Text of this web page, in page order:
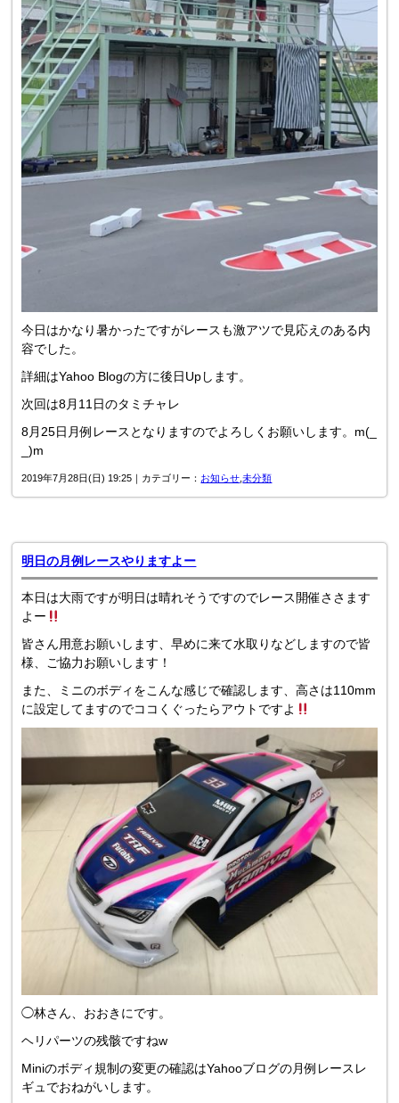
今日はかなり暑かったですがレースも激アツで見応えのある内
容でした。
詳細はYahoo Blogの方に後日Upします。
次回は8月11日のタミチャレ
8月25日月例レースとなりますのでよろしくお願いします。m(_
_)m
2019年7月28日(日) 19:25｜カテゴリー： お知らせ ,未分類
明日の月例レースやりますよー
本日は大雨ですが明日は晴れそうですのでレース開催ささます
よー
皆さん用意お願いします、早めに来て水取りなどしますので皆
様、ご協力お願いします！
また、ミニのボディをこんな感じで確認します、高さは110mm
に設定してますのでココくぐったらアウトですよ
◯林さん、おおきにです。
ヘリパーツの残骸ですねw
Miniのボディ規制の変更の確認はYahooブログの月例レースレ
ギュでおねがいします。